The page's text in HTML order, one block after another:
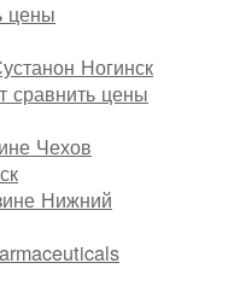
цены
Ногинск
сравнить цены
Чехов
Нижний